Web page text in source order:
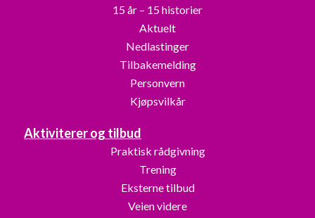
15 år – 15 historier
Aktuelt
Nedlastinger
Tilbakemelding
Personvern
Kjøpsvilkår
Aktiviterer og tilbud
Praktisk rådgivning
Trening
Eksterne tilbud
Veien videre